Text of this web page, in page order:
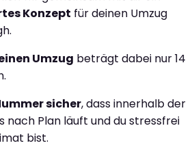
Konzept für deinen Umzug
Umzug beträgt dabei nur 14
sicher, dass innerhalb der
nach Plan läuft und du stressfrei
bist.